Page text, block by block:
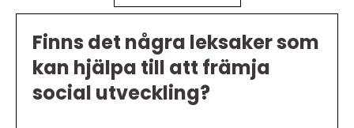
Finns det några leksaker som
kan hjälpa till att främja
social utveckling?